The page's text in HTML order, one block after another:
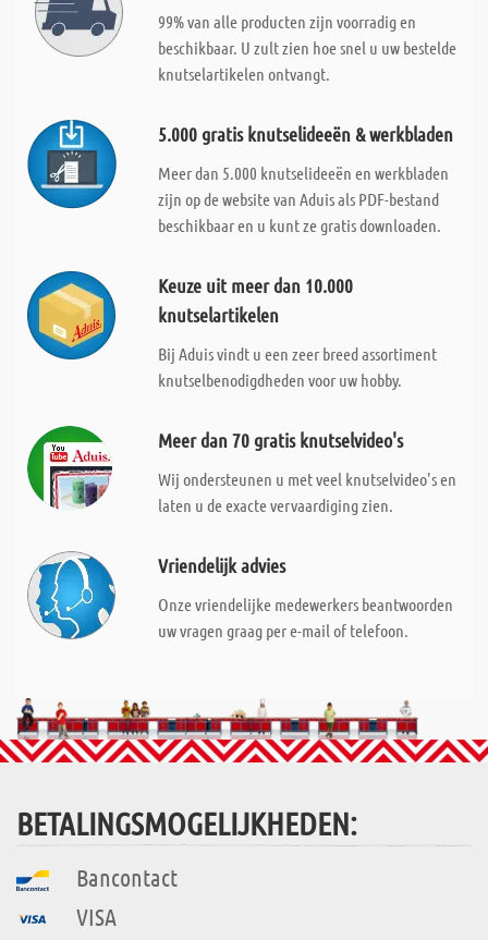
99% van alle producten zijn voorradig en
beschikbaar. U zult zien hoe snel u uw bestelde
knutselartikelen ontvangt.
5.000 gratis knutselideeën & werkbladen
Meer dan 5.000 knutselideeën en werkbladen
zijn op de website van Aduis als PDF-bestand
beschikbaar en u kunt ze gratis downloaden.
Keuze uit meer dan 10.000
knutselartikelen
Bij Aduis vindt u een zeer breed assortiment
knutselbenodigdheden voor uw hobby.
Meer dan 70 gratis knutselvideo's
Wij ondersteunen u met veel knutselvideo's en
laten u de exacte vervaardiging zien.
Vriendelijk advies
Onze vriendelijke medewerkers beantwoorden
uw vragen graag per e-mail of telefoon.
BETALINGSMOGELIJKHEDEN:
Bancontact
VISA